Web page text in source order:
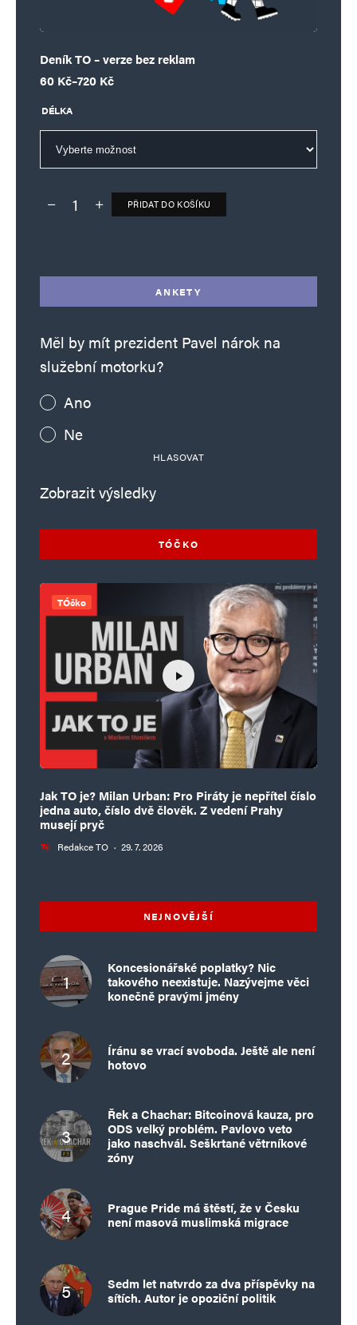
Deník TO – verze bez reklam
60 Kč–720 Kč
Rozpětí cen: 60 Kč až 720 Kč
DÉLKA
Deník TO – verze bez reklam množství
PŘIDAT DO KOŠÍKU
ANKETY
Měl by mít prezident Pavel nárok na
služební motorku?
Ano
Ne
HLASOVAT
Zobrazit výsledky
TÓČKO
TÓčko
Jak TO je? Milan Urban: Pro Piráty je nepřítel číslo
jedna auto, číslo dvě člověk. Z vedení Prahy
musejí pryč
Redakce TO · 29. 7. 2026
NEJNOVĚJŠÍ
Koncesionářské poplatky? Nic
takového neexistuje. Nazývejme věci
konečně pravými jmény
Íránu se vrací svoboda. Ještě ale není
hotovo
Řek a Chachar: Bitcoinová kauza, pro
ODS velký problém. Pavlovo veto
jako naschvál. Seškrtané větrníkové
zóny
Prague Pride má štěstí, že v Česku
není masová muslimská migrace
Sedm let natvrdo za dva příspěvky na
sítích. Autor je opoziční politik